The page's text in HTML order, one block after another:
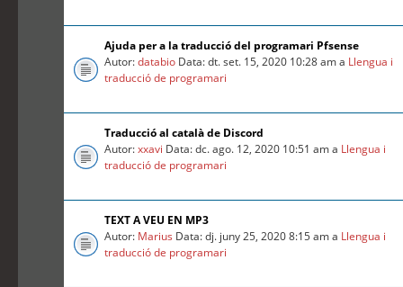
Ajuda per a la traducció del programari Pfsense
Autor:databio Data: dt. set. 15, 2020 10:28 am a Llengua i
traducció de programari
Traducció al català de Discord
Autor:xxavi Data: dc. ago. 12, 2020 10:51 am a Llengua i
traducció de programari
TEXT A VEU EN MP3
Autor: Marius Data: dj. juny 25, 2020 8:15 am a Llengua i
traducció de programari